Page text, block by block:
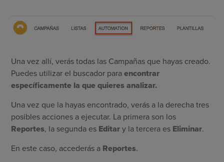
Una vez allí, verás todas las Campañas que hayas creado.
Puedes utilizar el buscador paraencontrar
específicamente la que quieres analizar.
Una vez que la hayas encontrado, verás a la derecha tres
posibles acciones a ejecutar. La primera son los
Reportes, la segunda es Editar y la tercera es Eliminar.
En este caso, accederás a Reportes.